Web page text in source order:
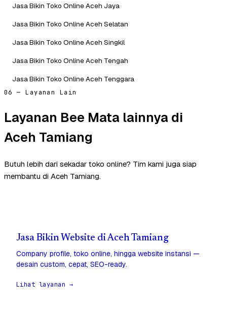
Jasa Bikin Toko Online Aceh Jaya
Jasa Bikin Toko Online Aceh Selatan
Jasa Bikin Toko Online Aceh Singkil
Jasa Bikin Toko Online Aceh Tengah
Jasa Bikin Toko Online Aceh Tenggara
06 — Layanan Lain
Layanan Bee Mata lainnya di
Aceh Tamiang
Butuh lebih dari sekadar toko online? Tim kami juga siap
membantu di Aceh Tamiang.
Jasa Bikin Website di Aceh Tamiang
Company profile, toko online, hingga website instansi —
desain custom, cepat, SEO-ready.
Lihat layanan →